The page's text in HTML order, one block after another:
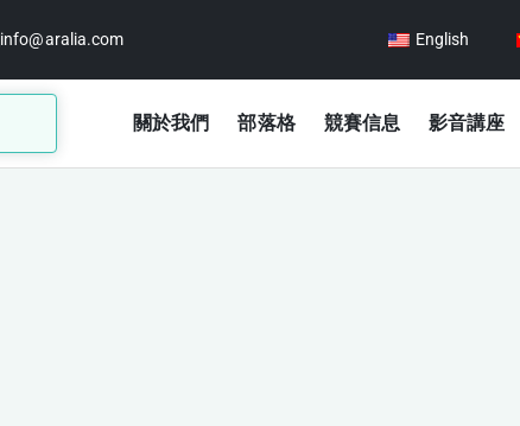
info@aralia.com English
關於我們 部落格 競賽信息 影音講座